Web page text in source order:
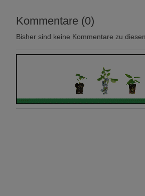
Kommentare (0)
Bisher sind keine Kommentare zu